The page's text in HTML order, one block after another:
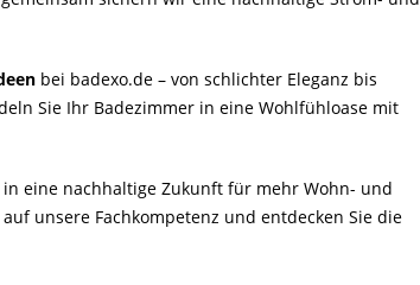
bei badexo.de – von schlichter Eleganz bis
Sie Ihr Badezimmer in eine Wohlfühloase mit
eine nachhaltige Zukunft für mehr Wohn- und
unsere Fachkompetenz und entdecken Sie die